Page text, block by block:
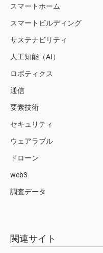
スマートホーム
スマートビルディング
サステナビリティ
人工知能（AI）
ロボティクス
通信
要素技術
セキュリティ
ウェアラブル
ドローン
web3
調査データ
関連サイト